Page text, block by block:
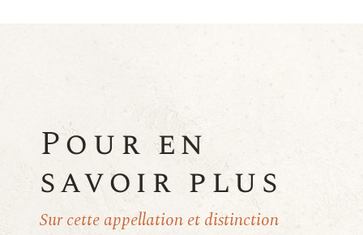
Pour en
savoir plus
Sur cette appellation et distinction